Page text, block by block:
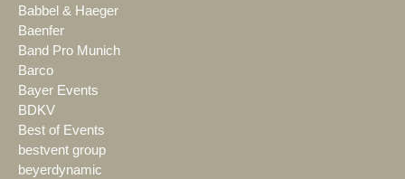
Babbel & Haeger
Baenfer
Band Pro Munich
Barco
Bayer Events
BDKV
Best of Events
bestvent group
beyerdynamic